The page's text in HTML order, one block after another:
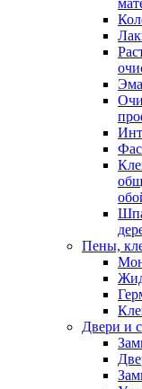
Пены,
Двери и